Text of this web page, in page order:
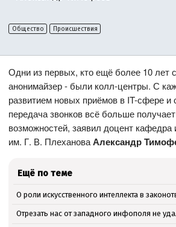
Общество Происшествия
Одни из первых, кто ещё более 10 лет
анонимайзер - были колл-центры. С
развитием новых приёмов в IT-сфере и
передача звонков всё больше
возможностей, заявил доцент
им. Г. В. ПлехановаАлександр
Ещё по теме
О роли искусственного интеллекта в
Отрезать нас от западного инфополя не